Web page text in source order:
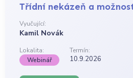
Třídní nekázeň a
Vyučující:
Kamil Novák
Lokalita:
Termín:
Webinář
10.9.2026